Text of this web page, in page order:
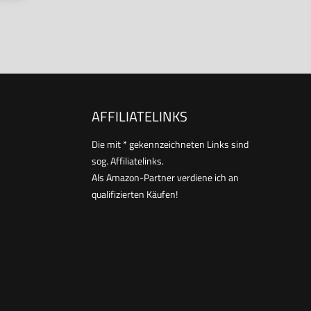
AFFILIATELINKS
Die mit * gekennzeichneten Links sind
sog. Affiliatelinks.
Als Amazon-Partner verdiene ich an
qualifizierten Käufen!